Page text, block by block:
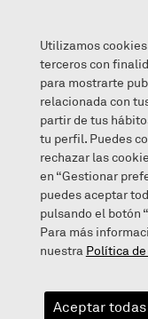
BALEAREN
2020/05/14
Utilizamos
terceros con
para mostrarte
relacionada con
partir de tus
tu perfil. Puedes
rechazar las
en “Gestionar
puedes aceptar
pulsando el botón
Para más
nuestra Política
Aceptar todas